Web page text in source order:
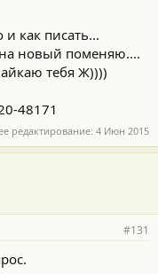
как писать...
на новый поменяю....
тебя Ж))))
48171
редактирование: 4 Июн 2015
#131